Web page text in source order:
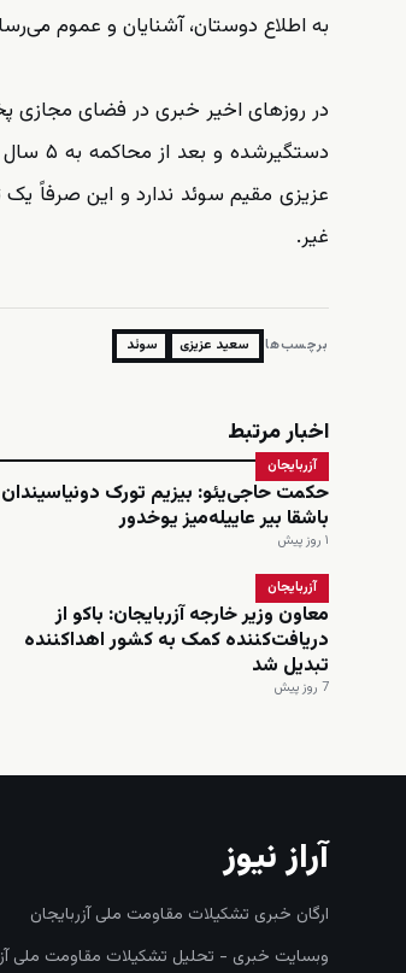
به اطلاع دوستان، آشنایان و عموم
در روزهای اخیر خبری در فضای مجازی
عزیزی مقیم سوئد ندارد و این صرفاً
غیر.
برچسب‌ها: سعید عزیزی سوئد
اخبار مرتبط
آزربایجان
حکمت حاجی‌یئو: بیزیم تورک دونیاسیندان
باشقا بیر عاییله‌میز یوخدور
۱ روز پیش
آزربایجان
معاون وزیر خارجه آزربایجان: باکو از
دریافت‌کننده کمک به کشور اهداکننده
تبدیل شد
7 روز پیش
آراز نیوز
ارگان خبری تشکیلات مقاومت ملی آزربایجان
وبسایت خبری - تحلیل تشکیلات مقاومت ملی